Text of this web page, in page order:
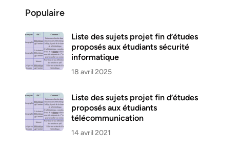
Populaire
Liste des sujets projet fin d’études
proposés aux étudiants sécurité
informatique
18 avril 2025
Liste des sujets projet fin d’études
proposés aux étudiants
télécommunication
14 avril 2021